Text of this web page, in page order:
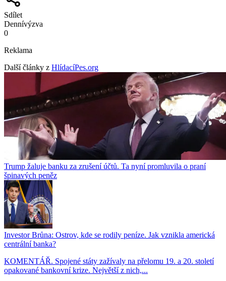
Sdílet
Dennívýzva
0
Reklama
Další články z HlídacíPes.org
Trump žaluje banku za zrušení účtů. Ta nyní promluvila o praní
špinavých peněz
Investor Brůna: Ostrov, kde se rodily peníze. Jak vznikla americká
centrální banka?
KOMENTÁŘ. Spojené státy zažívaly na přelomu 19. a 20. století
opakované bankovní krize. Největší z nich,...